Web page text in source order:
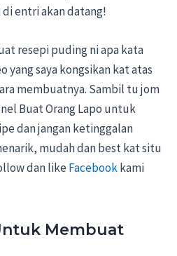
entri akan datang!
resepi puding ni apa kata
yang saya kongsikan kat atas
membuatnya. Sambil tu jom
Buat Orang Lapo untuk
dan jangan ketinggalan
mudah dan best kat situ
dan likeFacebookkami
Membuat